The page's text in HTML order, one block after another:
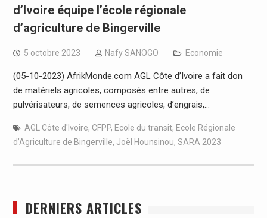
d’Ivoire équipe l’école régionale
d’agriculture de Bingerville
5 octobre 2023 Nafy SANOGO Economie
(05-10-2023) AfrikMonde.com AGL Côte d’Ivoire a fait don
de matériels agricoles, composés entre autres, de
pulvérisateurs, de semences agricoles, d’engrais,…
AGL Côte d'Ivoire, CFPP, Ecole du transit, Ecole Régionale
d’Agriculture de Bingerville, Joël Hounsinou, SARA 2023
DERNIERS ARTICLES